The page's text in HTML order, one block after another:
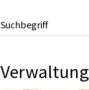
Suchbegriff
Verwaltung